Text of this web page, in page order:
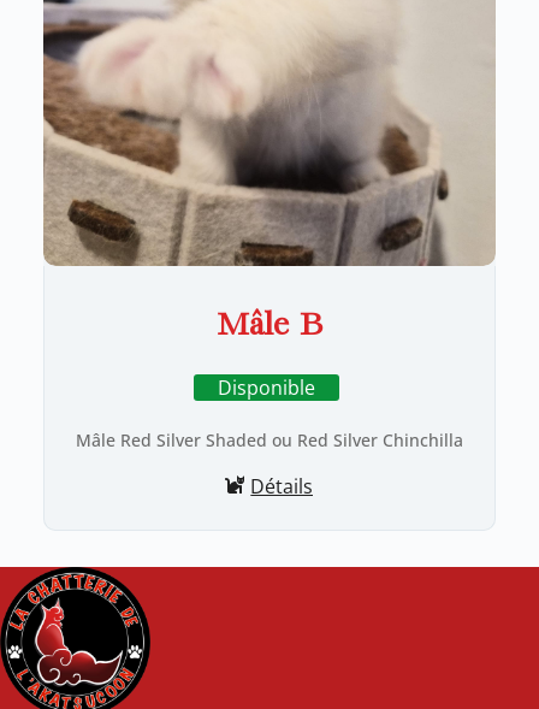
Mâle B
Disponible
Mâle Red Silver Shaded ou Red Silver Chinchilla
Détails